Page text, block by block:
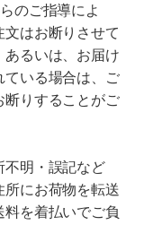
のご指導によ
はお断りさせて
るいは、お届け
ている場合は、ご
りすることがご
不明・誤記など
にお荷物を転送
を着払いでご負